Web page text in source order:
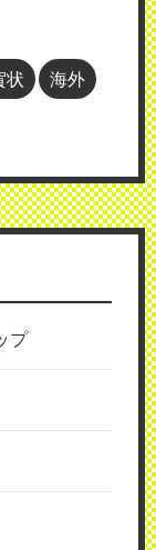
状 海外
プ